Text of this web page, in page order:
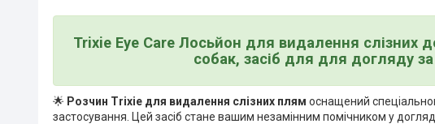
Trixie Eye Care Лосьйон для видалення слізних
собак, засіб для для догляду за
🌟 Розчин Trixie для видалення слізних плям оснащений
застосування. Цей засіб стане вашим незамінним помічником у